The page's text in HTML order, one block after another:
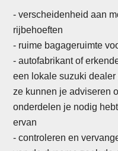
- verscheidenheid aan
rijbehoeften
- ruime bagageruimte
- autofabrikant of
een lokale suzuki
ze kunnen je adviseren
onderdelen je nodig
ervan
-controleren en